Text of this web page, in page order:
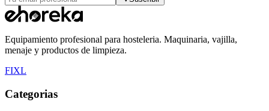
Equipamiento profesional para hosteleria. Maquinaria, vajilla,
menaje y productos de limpieza.
FIXL
Categorias